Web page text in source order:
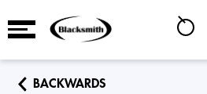
BACKWARDS